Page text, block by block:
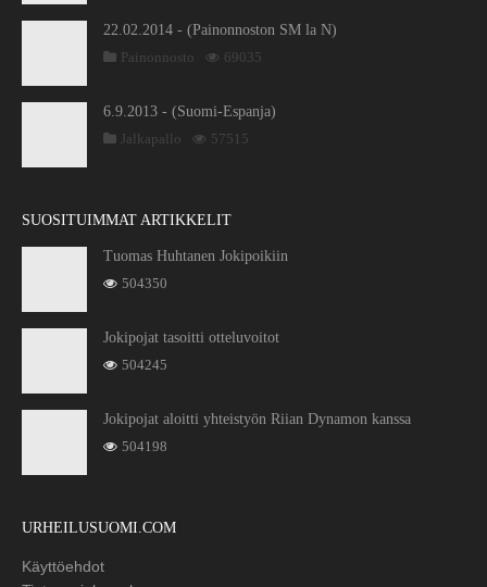
22.02.2014 - (Painonnoston SM la N)
Painonnosto
69035
6.9.2013 - (Suomi-Espanja)
Jalkapallo
57515
SUOSITUIMMAT ARTIKKELIT
Tuomas Huhtanen Jokipoikiin
504350
Jokipojat tasoitti otteluvoitot
504245
Jokipojat aloitti yhteistyön Riian Dynamon kanssa
504198
URHEILUSUOMI.COM
Käyttöehdot